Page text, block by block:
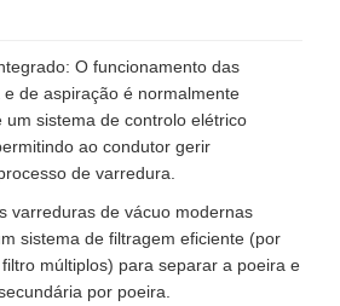
O funcionamento das
de aspiração é normalmente
um sistema de controlo elétrico
ao condutor gerir
de varredura.
varreduras de vácuo modernas
sistema de filtragem eficiente (por
múltiplos) para separar a poeira e
por poeira.